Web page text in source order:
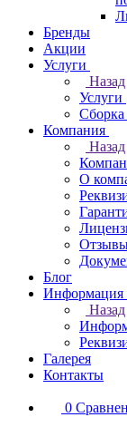
Бренды
Акции
Услуги
Назад
Услуги
Сборка
Компания
Назад
О
Блог
Информация
Назад
Галерея
Контакты
0